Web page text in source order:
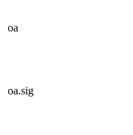
oa
oa.sig